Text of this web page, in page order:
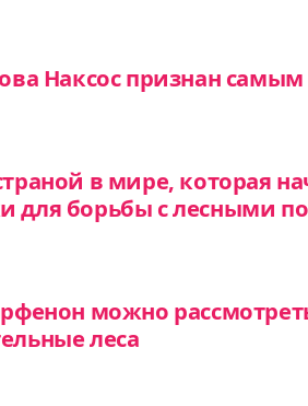
Наксос признан
в мире, которая
для борьбы с лесными
можно
леса